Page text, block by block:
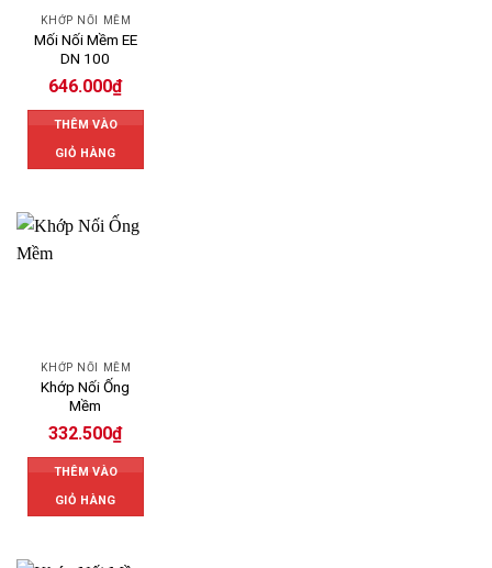
KHỚP NỐI MỀM
Mối Nối Mềm EE
DN 100
646.000₫
THÊM VÀO
GIỎ HÀNG
KHỚP NỐI MỀM
Khớp Nối Ống
Mềm
332.500₫
THÊM VÀO
GIỎ HÀNG